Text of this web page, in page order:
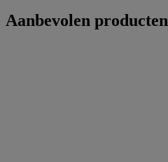
Aanbevolen producten